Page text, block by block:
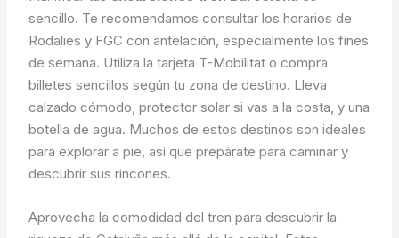
sencillo. Te recomendamos consultar los horarios de
Rodalies y FGC con antelación, especialmente los fines
de semana. Utiliza la tarjeta T-Mobilitat o compra
billetes sencillos según tu zona de destino. Lleva
calzado cómodo, protector solar si vas a la costa, y una
botella de agua. Muchos de estos destinos son ideales
para explorar a pie, así que prepárate para caminar y
descubrir sus rincones.
Aprovecha la comodidad del tren para descubrir la